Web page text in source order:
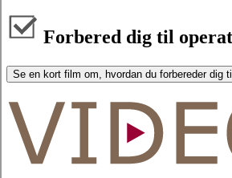
Forbered dig til
Se en kort film om, hvordan du forbereder dig